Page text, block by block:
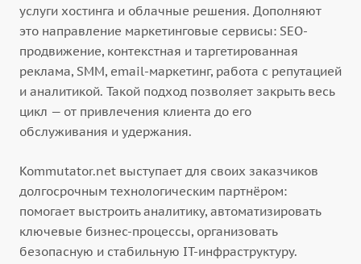
услуги хостинга и облачные решения. Дополняют
это направление маркетинговые сервисы: SEO-
продвижение, контекстная и таргетированная
реклама, SMM, email-маркетинг, работа с репутацией
и аналитикой. Такой подход позволяет закрыть весь
цикл — от привлечения клиента до его
обслуживания и удержания.
Kommutator.net выступает для своих заказчиков
долгосрочным технологическим партнёром:
помогает выстроить аналитику, автоматизировать
ключевые бизнес-процессы, организовать
безопасную и стабильную IT-инфраструктуру.